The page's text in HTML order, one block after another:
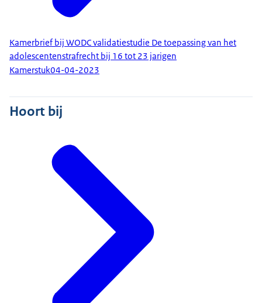
Kamerbrief bij WODC validatiestudie De toepassing van het
adolescentenstrafrecht bij 16 tot 23 jarigen
Kamerstuk04-04-2023
Hoort bij